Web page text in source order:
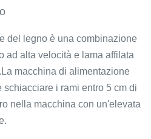
del legno è una combinazione
ad alta velocità e lama affilata
macchina di alimentazione
i rami entro 5 cm di
nella macchina con un'elevata